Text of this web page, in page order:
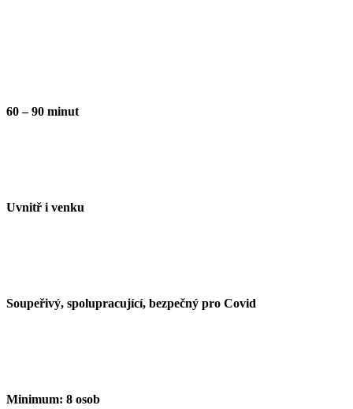
60 – 90 minut
Uvnitř i venku
Soupeřivý, spolupracující, bezpečný pro Covid
Minimum: 8 osob